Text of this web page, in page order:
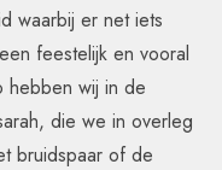
waarbij er net iets
feestelijk en vooral
hebben wij in de
die we in overleg
bruidspaar of de